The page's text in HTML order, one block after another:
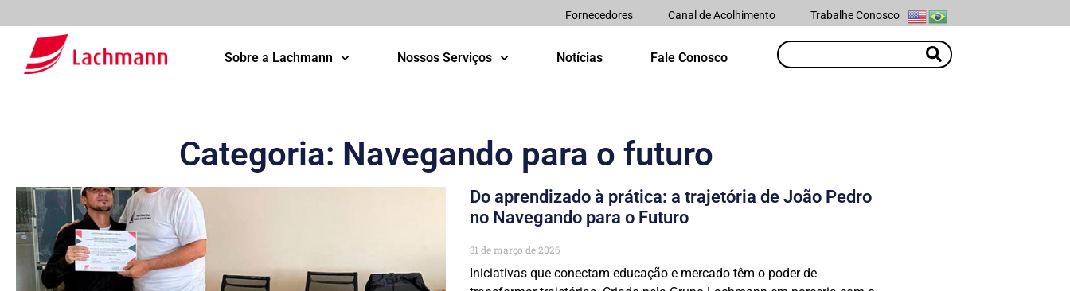
Fornecedores Canal de Acolhimento Trabalhe Conosco
Sobre a Lachmann Nossos Serviços Notícias Fale Conosco
Categoria: Navegando para o futuro
Do aprendizado à prática: a trajetória de João Pedro
no Navegando para o Futuro
31 de março de 2026
Iniciativas que conectam educação e mercado têm o poder de